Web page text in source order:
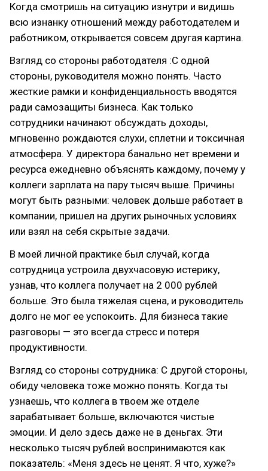
Когда смотришь на ситуацию изнутри и видишь
всю изнанку отношений между работодателем и
работником, открывается совсем другая картина.
Взгляд со стороны работодателя :С одной
стороны, руководителя можно понять. Часто
жесткие рамки и конфиденциальность вводятся
ради самозащиты бизнеса. Как только
сотрудники начинают обсуждать доходы,
мгновенно рождаются слухи, сплетни и токсичная
атмосфера. У директора банально нет времени и
ресурса ежедневно объяснять каждому, почему у
коллеги зарплата на пару тысяч выше. Причины
могут быть разными: человек дольше работает в
компании, пришел на других рыночных условиях
или взял на себя скрытые задачи.
В моей личной практике был случай, когда
сотрудница устроила двухчасовую истерику,
узнав, что коллега получает на 2 000 рублей
больше. Это была тяжелая сцена, и руководитель
долго не мог ее успокоить. Для бизнеса такие
разговоры — это всегда стресс и потеря
продуктивности.
Взгляд со стороны сотрудника: С другой стороны,
обиду человека тоже можно понять. Когда ты
узнаешь, что коллега в твоем же отделе
зарабатывает больше, включаются чистые
эмоции. И дело здесь даже не в деньгах. Эти
несколько тысяч рублей воспринимаются как
показатель: «Меня здесь не ценят. Я что, хуже?»